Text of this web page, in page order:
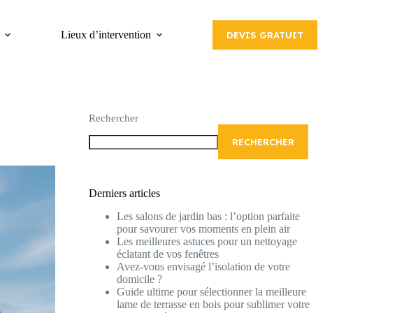
Lieux d’intervention DEVIS GRATUIT
Rechercher
RECHERCHER
Derniers articles
Les salons de jardin bas : l’option parfaite
pour savourer vos moments en plein air
Les meilleures astuces pour un nettoyage
éclatant de vos fenêtres
Avez-vous envisagé l’isolation de votre
domicile ?
Guide ultime pour sélectionner la meilleure
lame de terrasse en bois pour sublimer votre